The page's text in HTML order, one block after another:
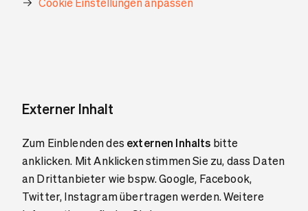
Externer Inhalt
Zum Einblenden des externen Inhalts bitte
anklicken. Mit Anklicken stimmen Sie zu, dass Daten
an Drittanbieter wie bspw. Google, Facebook,
Twitter, Instagram übertragen werden. Weitere